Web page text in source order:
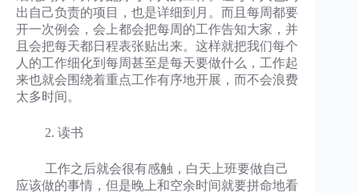
出自己负责的项目，也是详细到月。而且每周都要
开一次例会，会上都会把每周的工作告知大家，并
且会把每天都日程表张贴出来。这样就把我们每个
人的工作细化到每周甚至是每天要做什么，工作起
来也就会围绕着重点工作有序地开展，而不会浪费
太多时间。
2. 读书
工作之后就会很有感触，白天上班要做自己
应该做的事情，但是晚上和空余时间就要拼命地看